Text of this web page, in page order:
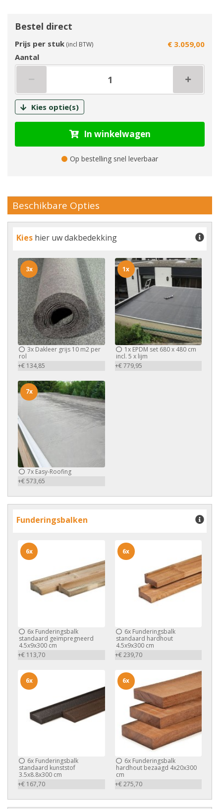
Bestel direct
Prijs per stuk (incl BTW)
€ 3.059,00
Aantal
Kies optie(s)
In winkelwagen
Op bestelling snel leverbaar
Beschikbare Opties
Kies hier uw dakbedekking
3x Dakleer grijs 10 m2 per
rol
+€ 134,85
3x
1xEPDM set 680 x 480 cm
incl. 5 x lijm
+€ 779,95
1x
7x Easy-Roofing
+€ 573,65
7x
Funderingsbalken
6x Funderingsbalk
standaard geïmpregneerd
4.5x9x300 cm
+€ 113,70
6x
6xFunderingsbalk
standaard hardhout
4.5x9x300 cm
+€ 239,70
6x
6x Funderingsbalk
standaard kunststof
3.5x8.8x300 cm
+€ 167,70
6x
6xFunderingsbalk
hardhout bezaagd 4x20x300
cm
+€ 275,70
6x